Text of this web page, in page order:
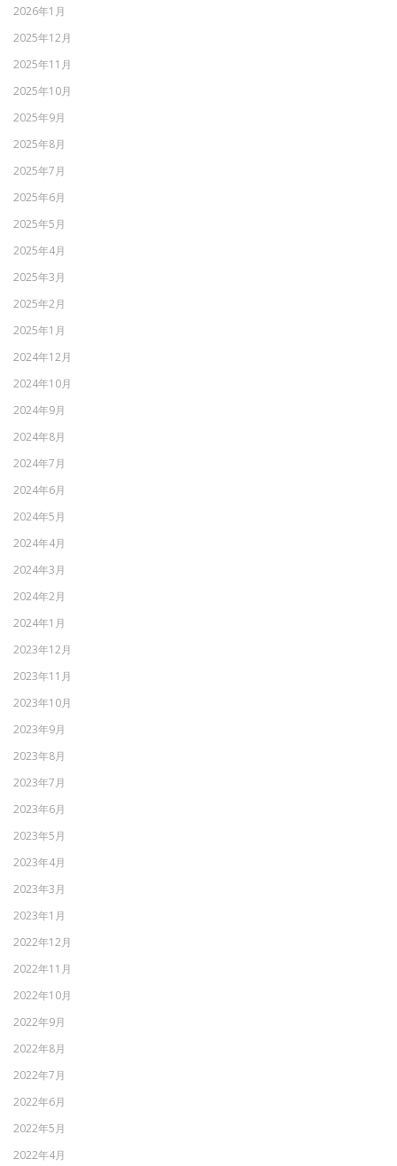
2026年1月
2025年12月
2025年11月
2025年10月
2025年9月
2025年8月
2025年7月
2025年6月
2025年5月
2025年4月
2025年3月
2025年2月
2025年1月
2024年12月
2024年10月
2024年9月
2024年8月
2024年7月
2024年6月
2024年5月
2024年4月
2024年3月
2024年2月
2024年1月
2023年12月
2023年11月
2023年10月
2023年9月
2023年8月
2023年7月
2023年6月
2023年5月
2023年4月
2023年3月
2023年1月
2022年12月
2022年11月
2022年10月
2022年9月
2022年8月
2022年7月
2022年6月
2022年5月
2022年4月